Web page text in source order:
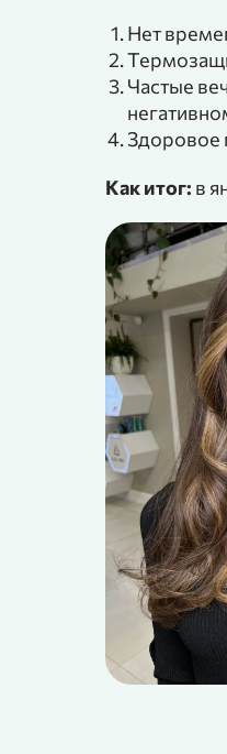
Нет
Частые
Здоровое
Как итог: в